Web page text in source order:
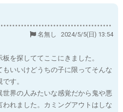
名無し 2024/5/5(日) 13:54
を探しててここにきました。
いいけどうちの子に限ってそんな
す。
界の人みたいな感覚だから鬼や悪
れました。カミングアウトはしな